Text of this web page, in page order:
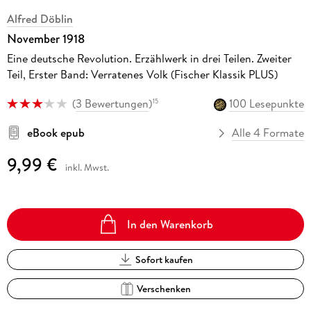
Alfred Döblin
November 1918
Eine deutsche Revolution. Erzählwerk in drei Teilen. Zweiter
Teil, Erster Band: Verratenes Volk (Fischer Klassik PLUS)
(3 Bewertungen)15
100 Lesepunkte
eBook epub
Alle 4 Formate
9,99 € inkl. Mwst.
In den Warenkorb
Sofort kaufen
Verschenken